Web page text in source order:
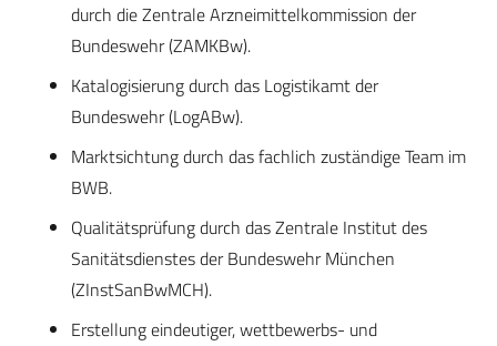
durch die Zentrale Arzneimittelkommission der
Bundeswehr (ZAMKBw).
Katalogisierung durch das Logistikamt der
Bundeswehr (LogABw).
Marktsichtung durch das fachlich zuständige Team im
BWB.
Qualitätsprüfung durch das Zentrale Institut des
Sanitätsdienstes der Bundeswehr München
(ZInstSanBwMCH).
Erstellung eindeutiger, wettbewerbs- und